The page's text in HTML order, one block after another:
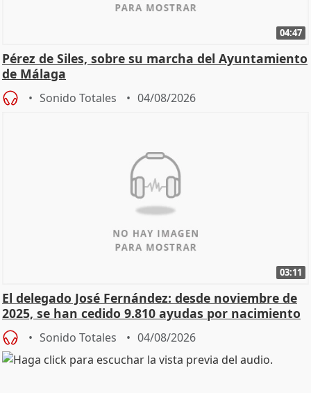
04:47
Pérez de Siles, sobre su marcha del Ayuntamiento
de Málaga
Sonido Totales 04/08/2026
03:11
El delegado José Fernández: desde noviembre de
2025, se han cedido 9.810 ayudas por nacimiento
Sonido Totales 04/08/2026